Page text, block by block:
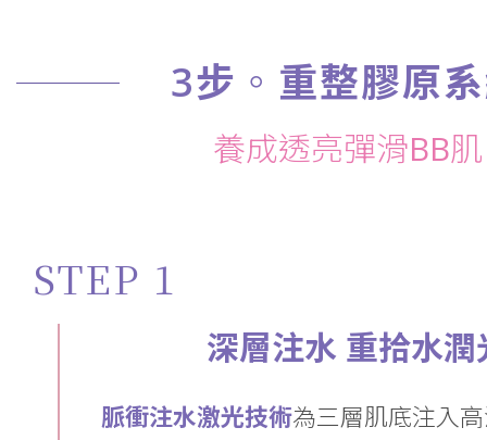
3步◦重整膠原
養成透亮彈滑BB肌
STEP 1
深層注水 重拾水潤
脈衝注水激光技術為三層肌底注入